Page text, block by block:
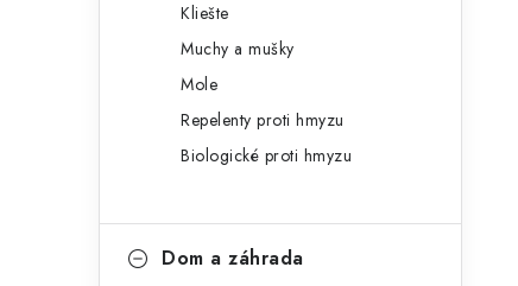
Kliešte
Muchy a mušky
Mole
Repelenty proti hmyzu
Biologické proti hmyzu
Dom a záhrada